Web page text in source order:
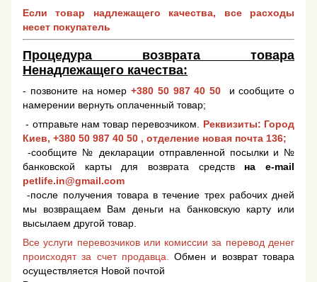
Если товар надлежащего качества, все расходы
несет покупатель
Процедура возврата товара
Ненадлежащего качества:
- позвоните на номер +380 50 987 40 50
и сообщите о
намерении вернуть оплаченный товар;
- отправьте нам товар перевозчиком. Реквизиты: Город
Киев, +380 50 987 40 50 , отделение новая почта 136;
-сообщите № декларации отправленной посылки и №
банковской карты для возврата средств на e-mail
petlife.in@gmail.com
-после получения товара в течение трех рабочих дней
мы возвращаем Вам деньги на банковскую карту или
высылаем другой товар.
Все услуги перевозчиков или комиссии за перевод денег
происходят за счет продавца.Обмен и возврат товара
осуществляется Новой почтой